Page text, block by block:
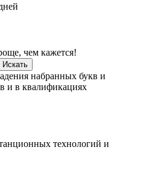
чем кажется!
Искать
набранных букв и
и в квалификациях
технологий и